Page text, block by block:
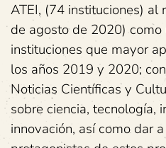
ATEI, (74 instituciones) al
de agosto de 2020)
instituciones que mayor
los años 2019 y 2020;
Noticias Científicas y
sobre ciencia, tecnología,
innovación, así como dar